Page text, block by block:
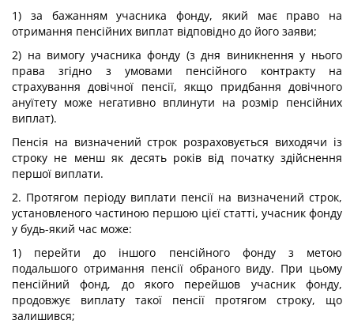
1) за бажанням учасника фонду, який має право на
отримання пенсійних виплат відповідно до його заяви;
2) на вимогу учасника фонду (з дня виникнення у нього
права згідно з умовами пенсійного контракту на
страхування довічної пенсії, якщо придбання довічного
ануїтету може негативно вплинути на розмір пенсійних
виплат).
Пенсія на визначений строк розраховується виходячи із
строку не менш як десять років від початку здійснення
першої виплати.
2. Протягом періоду виплати пенсії на визначений строк,
установленого частиною першою цієї статті, учасник фонду
у будь-який час може:
1) перейти до іншого пенсійного фонду з метою
подальшого отримання пенсії обраного виду. При цьому
пенсійний фонд, до якого перейшов учасник фонду,
продовжує виплату такої пенсії протягом строку, що
залишився;